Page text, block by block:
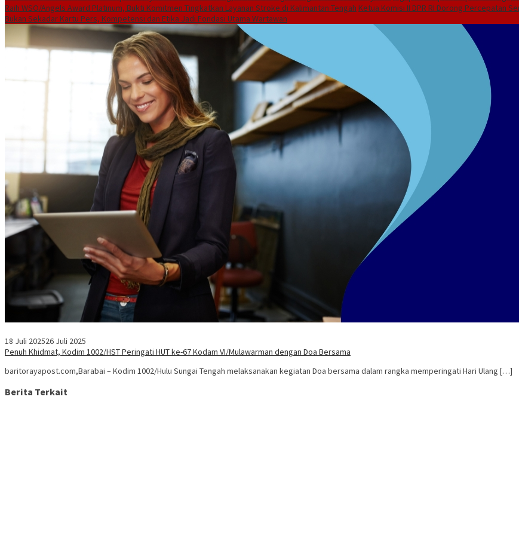
Raih WSO/Angels Award Platinum, Bukti Komitmen Tingkatkan Layanan Stroke di Kalimantan Tengah Ketua Komisi II DPR RI Dorong Percepatan
Bukan Sekadar Kartu Pers, Kompetensi dan Etika Jadi Fondasi Utama Wartawan
18 Juli 202526 Juli 2025
Penuh Khidmat, Kodim 1002/HST Peringati HUT ke-67 Kodam VI/Mulawarman dengan Doa Bersama
baritorayapost.com,Barabai – Kodim 1002/Hulu Sungai Tengah melaksanakan kegiatan Doa bersama dalam rangka memperingati Hari Ulang […]
Berita Terkait